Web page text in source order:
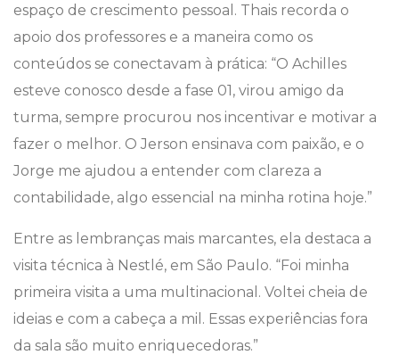
espaço de crescimento pessoal. Thais recorda o
apoio dos professores e a maneira como os
conteúdos se conectavam à prática: “O Achilles
esteve conosco desde a fase 01, virou amigo da
turma, sempre procurou nos incentivar e motivar a
fazer o melhor. O Jerson ensinava com paixão, e o
Jorge me ajudou a entender com clareza a
contabilidade, algo essencial na minha rotina hoje.”
Entre as lembranças mais marcantes, ela destaca a
visita técnica à Nestlé, em São Paulo. “Foi minha
primeira visita a uma multinacional. Voltei cheia de
ideias e com a cabeça a mil. Essas experiências fora
da sala são muito enriquecedoras.”